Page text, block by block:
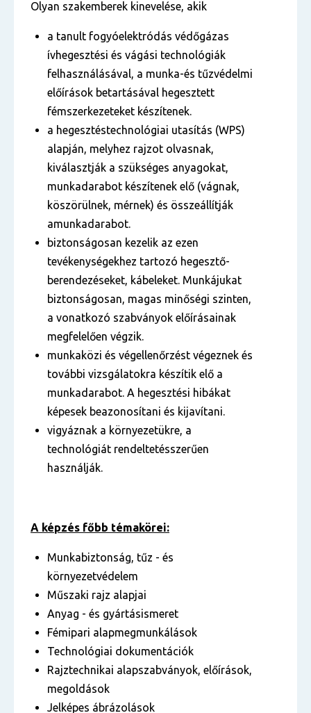
Olyan szakemberek kinevelése, akik
a tanult fogyóelektródás védőgázas
ívhegesztési és vágási technológiák
felhasználásával, a munka-és tűzvédelmi
előírások betartásával hegesztett
fémszerkezeteket készítenek.
a hegesztéstechnológiai utasítás (WPS)
alapján, melyhez rajzot olvasnak,
kiválasztják a szükséges anyagokat,
munkadarabot készítenek elő (vágnak,
köszörülnek, mérnek) és összeállítják
amunkadarabot.
biztonságosan kezelik az ezen
tevékenységekhez tartozó hegesztő-
berendezéseket, kábeleket. Munkájukat
biztonságosan, magas minőségi szinten,
a vonatkozó szabványok előírásainak
megfelelően végzik.
munkaközi és végellenőrzést végeznek és
további vizsgálatokra készítik elő a
munkadarabot. A hegesztési hibákat
képesek beazonosítani és kijavítani.
vigyáznak a környezetükre, a
technológiát rendeltetésszerűen
használják.
A képzés főbb témakörei:
Munkabiztonság, tűz - és
környezetvédelem
Műszaki rajz alapjai
Anyag - és gyártásismeret
Fémipari alapmegmunkálások
Technológiai dokumentációk
Rajztechnikai alapszabványok, előírások,
megoldások
Jelképes ábrázolások